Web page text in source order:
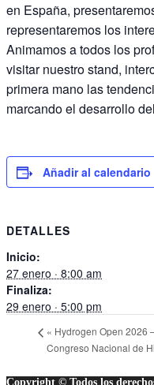
en España,
representaremos los
Animamos a todos los
visitar nuestro stand,
primera mano las
marcando el desarrollo
Añadir al calendario
DETALLES
Inicio:
27 enero · 8:00 am
Finaliza:
29 enero · 5:00 pm
« Hydrogen Open 2026
Congreso Nacional de
Copyright © Todos los